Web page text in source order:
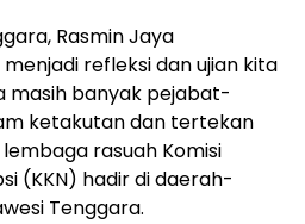
Rasmin Jaya
refleksi dan ujian kita
masih banyak pejabat-
ketakutan dan tertekan
rasuah Komisi
(KKN) hadir di daerah-
Tenggara.